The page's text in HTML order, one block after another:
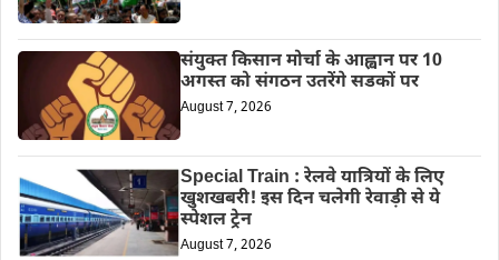
संयुक्त किसान मोर्चा के आह्वान पर 10
अगस्त को संगठन उतरेंगे सडकों पर
August 7, 2026
Special Train : रेलवे यात्रियों के लिए
खुशखबरी! इस दिन चलेगी रेवाड़ी से ये
स्पेशल ट्रेन
August 7, 2026